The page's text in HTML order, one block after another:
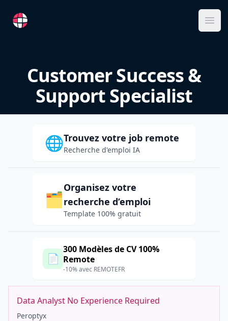
RemoteFR
Customer Success &
Support Specialist
🌐Trouvez votre job remote
Recherche d'emploi IA
🗂️
Organisez votre
recherche d’emploi
Template 100% gratuit
📄
300 Modèles de CV 100%
Remote
-10% avec REMOTEFR
Data Analyst No Experience Required
Peroptyx